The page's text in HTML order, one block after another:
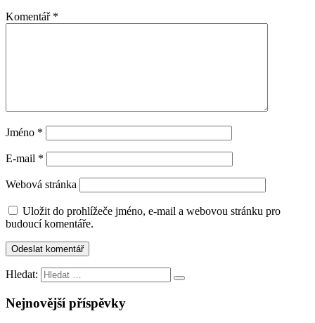
Komentář *
Jméno *
E-mail *
Webová stránka
Uložit do prohlížeče jméno, e-mail a webovou stránku pro
budoucí komentáře.
Hledat:
Nejnovější příspěvky